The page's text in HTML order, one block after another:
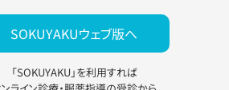
SOKUYAKUウェブ版へ
「SOKUYAKU」を利用すれば